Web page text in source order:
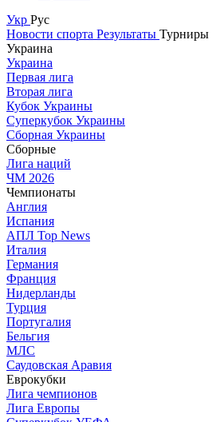
Укр Рус
Новости спорта Результаты Турниры
Украина
Украина
Первая лига
Вторая лига
Кубок Украины
Суперкубок Украины
Сборная Украины
Сборные
Лига наций
ЧМ 2026
Чемпионаты
Англия
Испания
АПЛ Top News
Италия
Германия
Франция
Нидерланды
Турция
Португалия
Бельгия
МЛС
Саудовская Аравия
Еврокубки
Лига чемпионов
Лига Европы